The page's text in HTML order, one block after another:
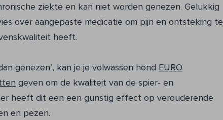
ziekte en kan niet worden genezen. Gelukkig
over aangepaste medicatie om pijn en ontsteking te
heeft.
genezen’, kan je je volwassen hond EURO
geven om de kwaliteit van de spier- en
heeft dit een een gunstig effect op verouderende
en pezen.